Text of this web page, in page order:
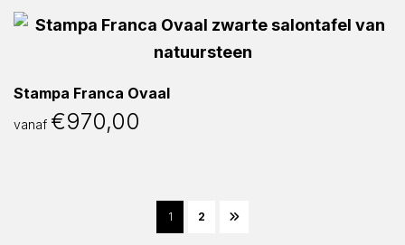
Stampa Franca Ovaal
vanaf €970,00
1 2